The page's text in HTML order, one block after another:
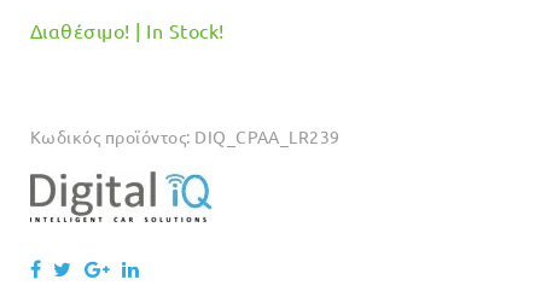
Διαθέσιμο! | In Stock!
Κωδικός προϊόντος: DIQ_CPAA_LR239